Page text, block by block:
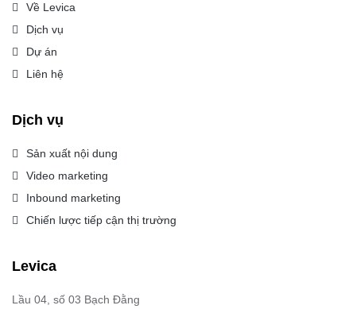
Về Levica
Dịch vụ
Dự án
Liên hệ
Dịch vụ
Sản xuất nội dung
Video marketing
Inbound marketing
Chiến lược tiếp cận thị trường
Levica
Lầu 04, số 03 Bạch Đằng